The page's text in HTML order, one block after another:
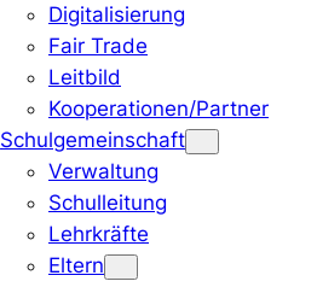
Digitalisierung
Fair Trade
Leitbild
Kooperationen/Partner
Schulgemeinschaft
Verwaltung
Schulleitung
Lehrkräfte
Eltern